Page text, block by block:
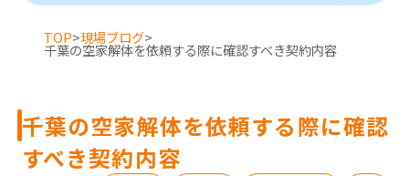
TOP>現場ブログ>
千葉の空家解体を依頼する際に確認すべき契約内容
千葉の空家解体を依頼する際に確認
すべき契約内容